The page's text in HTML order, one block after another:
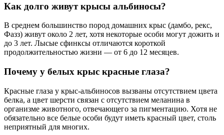
Как долго живут крысы альбиносы?
В среднем большинство пород домашних крыс (дамбо, рекс,
Фазз) живут около 2 лет, хотя некоторые особи могут дожить и
до 3 лет. Лысые сфинксы отличаются короткой
продолжительностью жизни — от 6 до 12 месяцев.
Почему у белых крыс красные глаза?
Красные глаза у крыс-альбиносов вызваны отсутствием цвета
белка, а цвет шерсти связан с отсутствием меланина в
организме животного, отвечающего за пигментацию. Хотя не
обязательно все белые особи будут иметь красный цвет, столь
неприятный для многих.